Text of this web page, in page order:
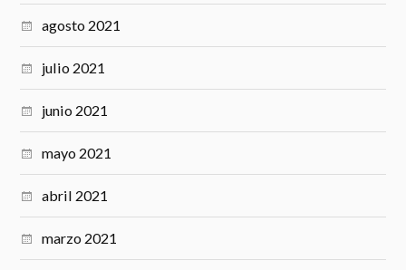
agosto 2021
julio 2021
junio 2021
mayo 2021
abril 2021
marzo 2021